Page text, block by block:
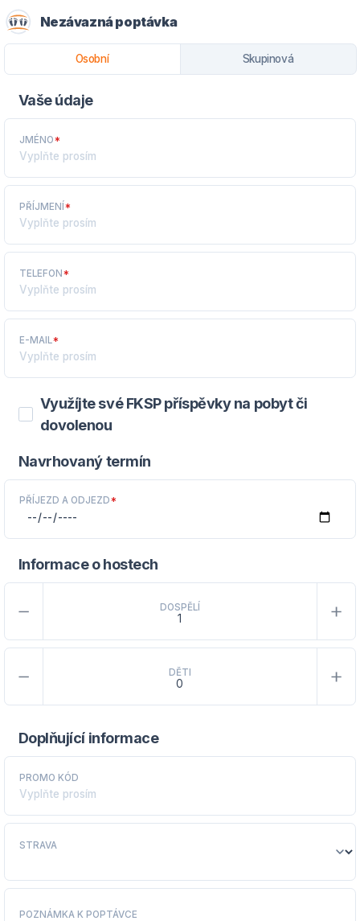
Nezávazná poptávka
Osobní Skupinová
Vaše údaje
JMÉNO*
PŘÍJMENÍ*
TELEFON*
E-MAIL*
Využíjte své FKSP příspěvky na pobyt či
dovolenou
Navrhovaný termín
PŘÍJEZD A ODJEZD*
Informace o hostech
DOSPĚLÍ
DĚTI
Doplňující informace
PROMO KÓD
STRAVA
POZNÁMKA K POPTÁVCE